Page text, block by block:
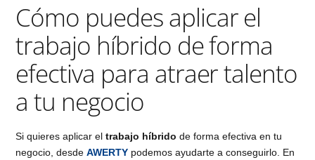
Cómo puedes aplicar el
trabajo híbrido de forma
efectiva para atraer talento
a tu negocio
Si quieres aplicar eltrabajo híbrido de forma efectiva en tu
negocio, desdeAWERTY podemos ayudarte a conseguirlo. En